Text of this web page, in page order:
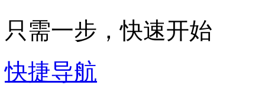
只需一步，快速开始
快捷导航